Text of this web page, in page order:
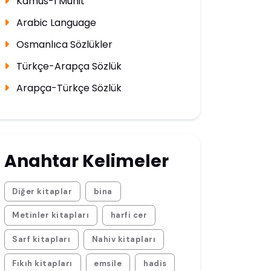
Arabic Language
Osmanlıca Sözlükler
Türkçe-Arapça Sözlük
Arapça-Türkçe Sözlük
Anahtar Kelimeler
Diğer kitaplar bina
Metinler kitapları harfi cer
Sarf kitapları Nahiv kitapları
Fıkıh kitapları emsile hadis